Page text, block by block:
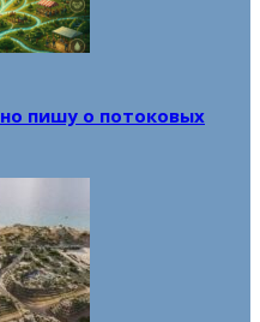
пишу о потоковых